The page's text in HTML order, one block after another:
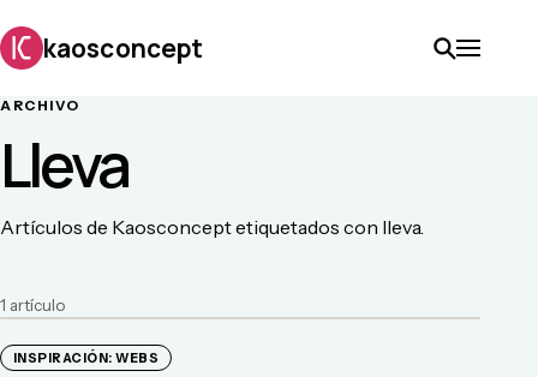
kaosconcept
ARCHIVO
Lleva
Artículos de Kaosconcept etiquetados con lleva.
1 artículo
INSPIRACIÓN: WEBS